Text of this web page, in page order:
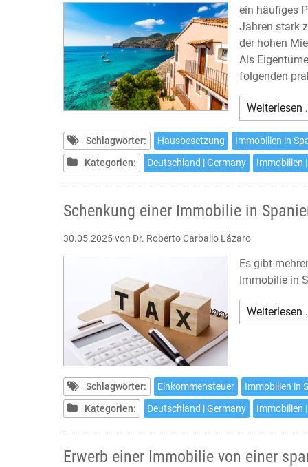
ein häufiges
Jahren stark
der hohen
Als
folgenden
Weiterlesen
Schlagwörter: Hausbesetzung
Immobilien in
Kategorien:
Deutschland | Germany Immobilien
Schenkung einer Immobilie in
30.05.2025von Dr. Roberto Carballo Lázaro
Es gibt
Immobilie in
Weiterlesen
Schlagwörter: Einkommensteuer
Immobilien in
Kategorien:
Deutschland | Germany Immobilien
Erwerb einer Immobilie von einer